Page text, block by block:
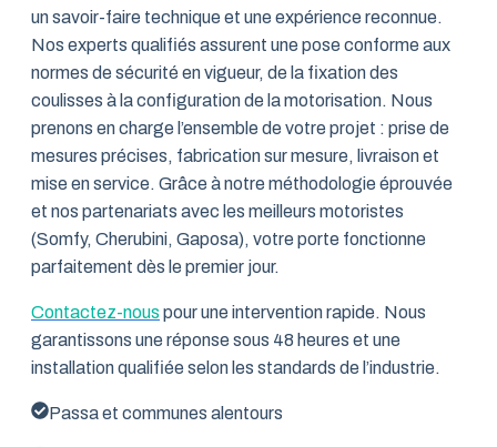
un savoir-faire technique et une expérience reconnue.
Nos experts qualifiés assurent une pose conforme aux
normes de sécurité en vigueur, de la fixation des
coulisses à la configuration de la motorisation. Nous
prenons en charge l’ensemble de votre projet : prise de
mesures précises, fabrication sur mesure, livraison et
mise en service. Grâce à notre méthodologie éprouvée
et nos partenariats avec les meilleurs motoristes
(Somfy, Cherubini, Gaposa), votre porte fonctionne
parfaitement dès le premier jour.
Contactez-nous pour une intervention rapide. Nous
garantissons une réponse sous 48 heures et une
installation qualifiée selon les standards de l’industrie.
Passa et communes alentours